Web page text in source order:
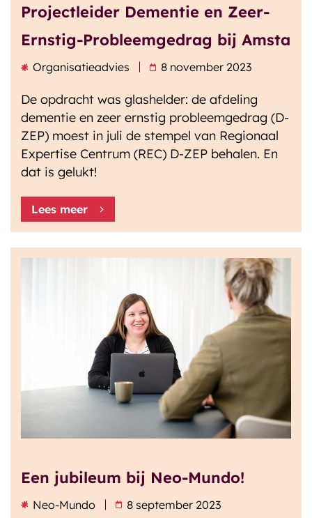
Projectleider Dementie en Zeer-
Ernstig-Probleemgedrag bij Amsta
Organisatieadvies 8 november 2023
De opdracht was glashelder: de afdeling
dementie en zeer ernstig probleemgedrag (D-
ZEP) moest in juli de stempel van Regionaal
Expertise Centrum (REC) D-ZEP behalen. En
dat is gelukt!
Lees meer
Een jubileum bij Neo-Mundo!
Neo-Mundo 8 september 2023